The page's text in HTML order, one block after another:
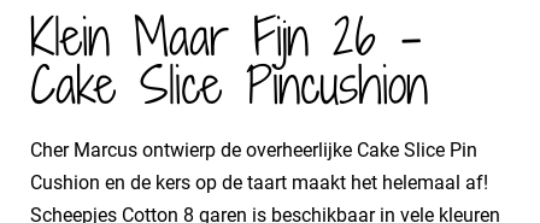
Klein Maar Fijn 26 -
Cake Slice Pincushion
Cher Marcus ontwierp de overheerlijke Cake Slice Pin
Cushion en de kers op de taart maakt het helemaal af!
Scheepjes Cotton 8 garen is beschikbaar in vele kleuren